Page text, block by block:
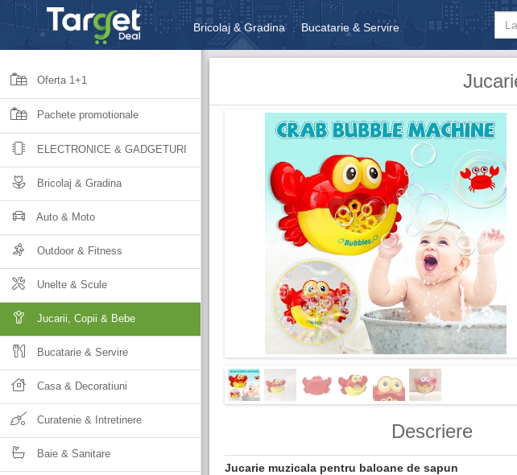
Bricolaj & Gradina Bucatarie & Servire
Unelte & Scule Jucarii, Copii & Bebe
Oferta 1+1
Pachete promotionale
ELECTRONICE & GADGETURI
Bricolaj & Gradina
Auto & Moto
Outdoor & Fitness
Unelte & Scule
Jucarii, Copii & Bebe
Bucatarie & Servire
Casa & Decoratiuni
Curatenie & Intretinere
Baie & Sanitare
Descriere
Jucarie muzicala pentru baloane de sapun